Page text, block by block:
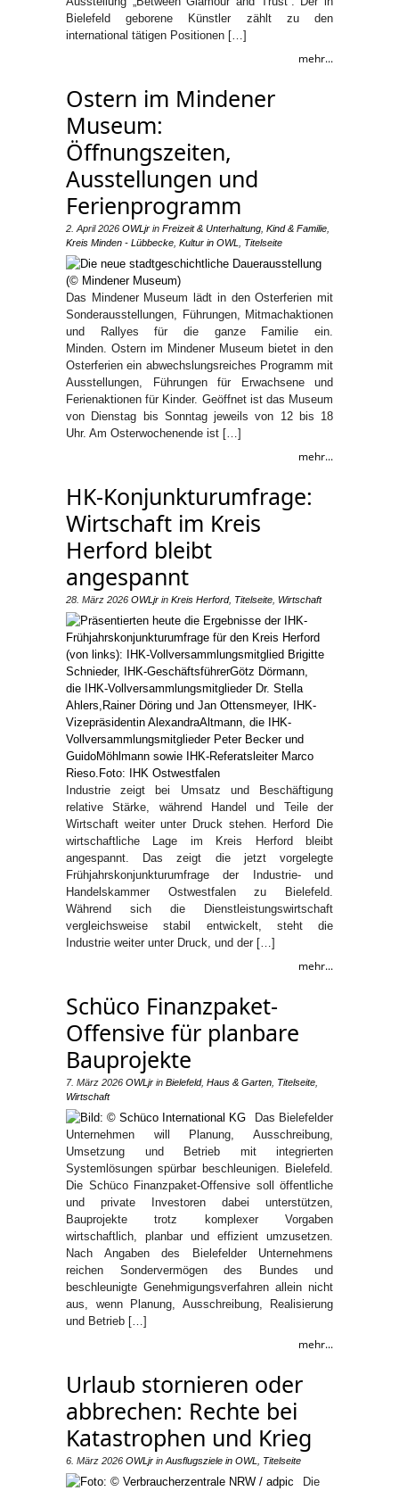
Bielefeld geborene Künstler zählt zu den
international tätigen Positionen […]
mehr...
Ostern im Mindener
Museum:
Öffnungszeiten,
Ausstellungen und
Ferienprogramm
2. April 2026 OWLjr in Freizeit & Unterhaltung Kind & Familie
Kreis Minden - Lübbecke Kultur in OWL Titelseite
Das Mindener Museum lädt in den Osterferien mit
Sonderausstellungen, Führungen, Mitmachaktionen
und Rallyes für die ganze Familie ein.
Minden. Ostern im Mindener Museum bietet in den
Osterferien ein abwechslungsreiches Programm mit
Ausstellungen, Führungen für Erwachsene und
Ferienaktionen für Kinder. Geöffnet ist das Museum
von Dienstag bis Sonntag jeweils von 12 bis 18
Uhr. Am Osterwochenende ist […]
mehr...
HK-Konjunkturumfrage:
Wirtschaft im Kreis
Herford bleibt
angespannt
28. März 2026 OWLjr in Kreis Herford, Titelseite Wirtschaft
Industrie zeigt bei Umsatz und Beschäftigung
relative Stärke, während Handel und Teile der
Wirtschaft weiter unter Druck stehen. Herford Die
wirtschaftliche Lage im Kreis Herford bleibt
angespannt. Das zeigt die jetzt vorgelegte
Frühjahrskonjunkturumfrage der Industrie- und
Handelskammer Ostwestfalen zu Bielefeld.
Während sich die Dienstleistungswirtschaft
vergleichsweise stabil entwickelt, steht die
Industrie weiter unter Druck, und der […]
mehr...
Schüco Finanzpaket-
Offensive für planbare
Bauprojekte
7. März 2026 OWLjr in Bielefeld, Haus & Garten Titelseite
Wirtschaft
Das Bielefelder
Unternehmen will Planung, Ausschreibung,
Umsetzung und Betrieb mit integrierten
Systemlösungen spürbar beschleunigen. Bielefeld.
Die Schüco Finanzpaket-Offensive soll öffentliche
und private Investoren dabei unterstützen,
Bauprojekte trotz komplexer Vorgaben
wirtschaftlich, planbar und effizient umzusetzen.
Nach Angaben des Bielefelder Unternehmens
reichen Sondervermögen des Bundes und
beschleunigte Genehmigungsverfahren allein nicht
aus, wenn Planung, Ausschreibung, Realisierung
und Betrieb […]
mehr...
Urlaub stornieren oder
abbrechen: Rechte bei
Katastrophen und Krieg
6. März 2026 OWLjr in Ausflugsziele in OWL Titelseite
Die